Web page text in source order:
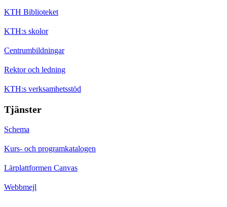
KTH Biblioteket
KTH:s skolor
Centrumbildningar
Rektor och ledning
KTH:s verksamhetsstöd
Tjänster
Schema
Kurs- och programkatalogen
Lärplattformen Canvas
Webbmejl